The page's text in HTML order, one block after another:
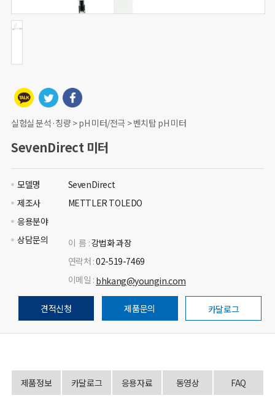
실험실 분석·칭량 > pH 미터/전극 > 벤치탑 pH 미터
SevenDirect 미터
모델명
SevenDirect
제조사
METTLER TOLEDO
응용분야
상담문의
이 름 :강법화 과장
연락처 :02-519-7469
이메일 : bhkang@youngin.com
견적신청 제품문의 카달로그
제품정보 카달로그 응용자료 동영상 FAQ